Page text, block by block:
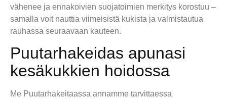
vähenee ja ennakoivien suojatoimien merkitys korostuu –
samalla voit nauttia viimeisistä kukista ja valmistautua
rauhassa seuraavaan kauteen.
Puutarhakeidas apunasi
kesäkukkien hoidossa
Me Puutarhakeitaassa annamme tarvittaessa